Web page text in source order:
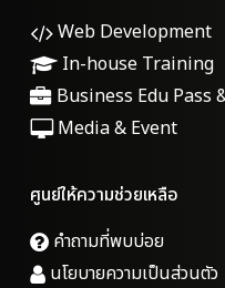
Web Development
In-house Training
Business Edu Pass
Media & Event
ศูนย์ให้ความช่วยเหลือ
คำถามที่พบบ่อย
นโยบายความเป็นส่วนตัว